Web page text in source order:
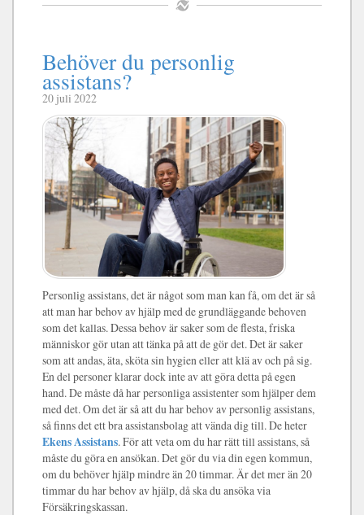
Behöver du personlig
assistans?
20 juli 2022
Personlig assistans, det är något som man kan få, om det är så
att man har behov av hjälp med de grundläggande behoven
som det kallas. Dessa behov är saker som de flesta, friska
människor gör utan att tänka på att de gör det. Det är saker
som att andas, äta, sköta sin hygien eller att klä av och på sig.
En del personer klarar dock inte av att göra detta på egen
hand. De måste då har personliga assistenter som hjälper dem
med det. Om det är så att du har behov av personlig assistans,
så finns det ett bra assistansbolag att vända dig till. De heter
Ekens Assistans. För att veta om du har rätt till assistans, så
måste du göra en ansökan. Det gör du via din egen kommun,
om du behöver hjälp mindre än 20 timmar. Är det mer än 20
timmar du har behov av hjälp, då ska du ansöka via
Försäkringskassan.